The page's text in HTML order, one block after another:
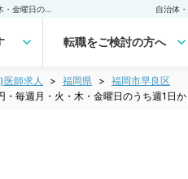
自治体
転職をご検討の方へ
師求人 福岡県
福岡市早良区
・毎週月・火・木・金曜日のうち週1日